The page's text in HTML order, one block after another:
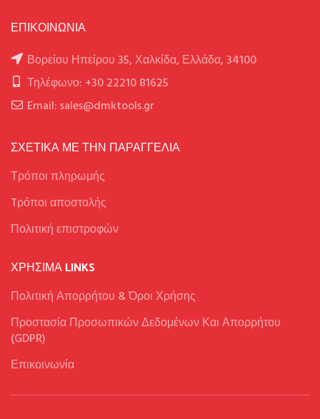
ΕΠΙΚΟΙΝΩΝΙΑ
Βορείου Ηπείρου 35, Χαλκίδα, Ελλάδα, 34100
Τηλέφωνο: +30 22210 81625
Email: sales@dmktools.gr
ΣΧΕΤΙΚΑ ΜΕ ΤΗΝ ΠΑΡΑΓΓΕΛΙΑ
Τρόποι πληρωμής
Tρόποι αποστολής
Πολιτική επιστροφών
ΧΡΉΣΙΜΑ LINKS
Πολιτική Απορρήτου & Όροι Χρήσης
Προστασία Προσωπικών Δεδομένων Και Απορρήτου
(GDPR)
Επικοινωνία